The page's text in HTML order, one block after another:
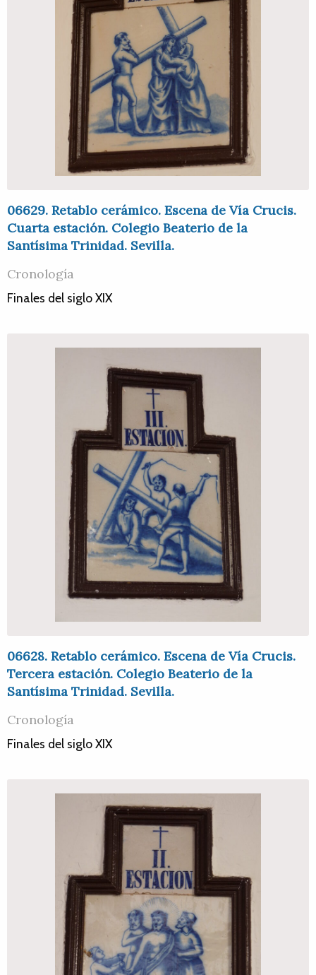
06629. Retablo cerámico. Escena de Vía Crucis.
Cuarta estación. Colegio Beaterio de la
Santísima Trinidad. Sevilla.
Cronología
Finales del siglo XIX
06628. Retablo cerámico. Escena de Vía Crucis.
Tercera estación. Colegio Beaterio de la
Santísima Trinidad. Sevilla.
Cronología
Finales del siglo XIX